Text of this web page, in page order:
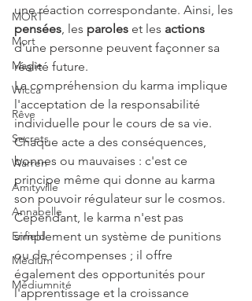
MORT
Mort
Magie
Wicca
Rêve
Secrets
Warren
Amityville
Annabelle
Enfield
Médium
Médiumnité
une réaction correspondante. Ainsi, les
pensées , les paroles et les actions
d'une personne peuvent façonner sa
réalité future.
La compréhension du karma implique
l'acceptation de la responsabilité
individuelle pour le cours de sa vie.
Chaque acte a des conséquences,
bonnes ou mauvaises : c'est ce
principe même qui donne au karma
son pouvoir régulateur sur le cosmos.
Cependant, le karma n'est pas
simplement un système de punitions
ou de récompenses ; il offre
également des opportunités pour
l'apprentissage et la croissance